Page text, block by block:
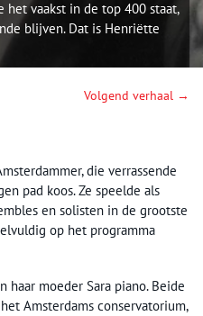
het vaakst in de top 400 staat,
blijven. Dat is Henriëtte
Volgend verhaal →
die verrassende
pad koos. Ze speelde als
en solisten in de grootste
op het programma
haar moeder Sara piano. Beide
Amsterdams conservatorium,